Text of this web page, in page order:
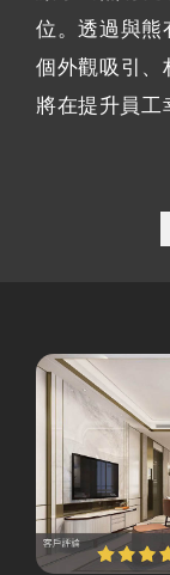
位。透過與熊
個外觀吸引、
將在提升員工